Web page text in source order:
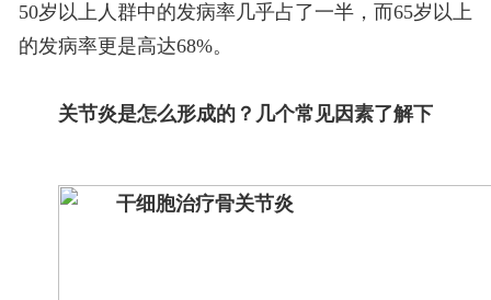
50岁以上人群中的发病率几乎占了一半，而65岁以上
的发病率更是高达68%。
关节炎是怎么形成的？几个常见因素了解下